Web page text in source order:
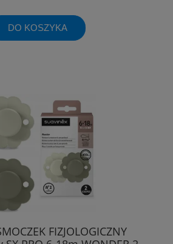
DO KOSZYKA
FIZJOLOGICZNY